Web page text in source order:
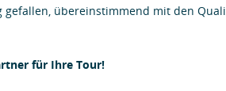
übereinstimmend mit den
für Ihre Tour!